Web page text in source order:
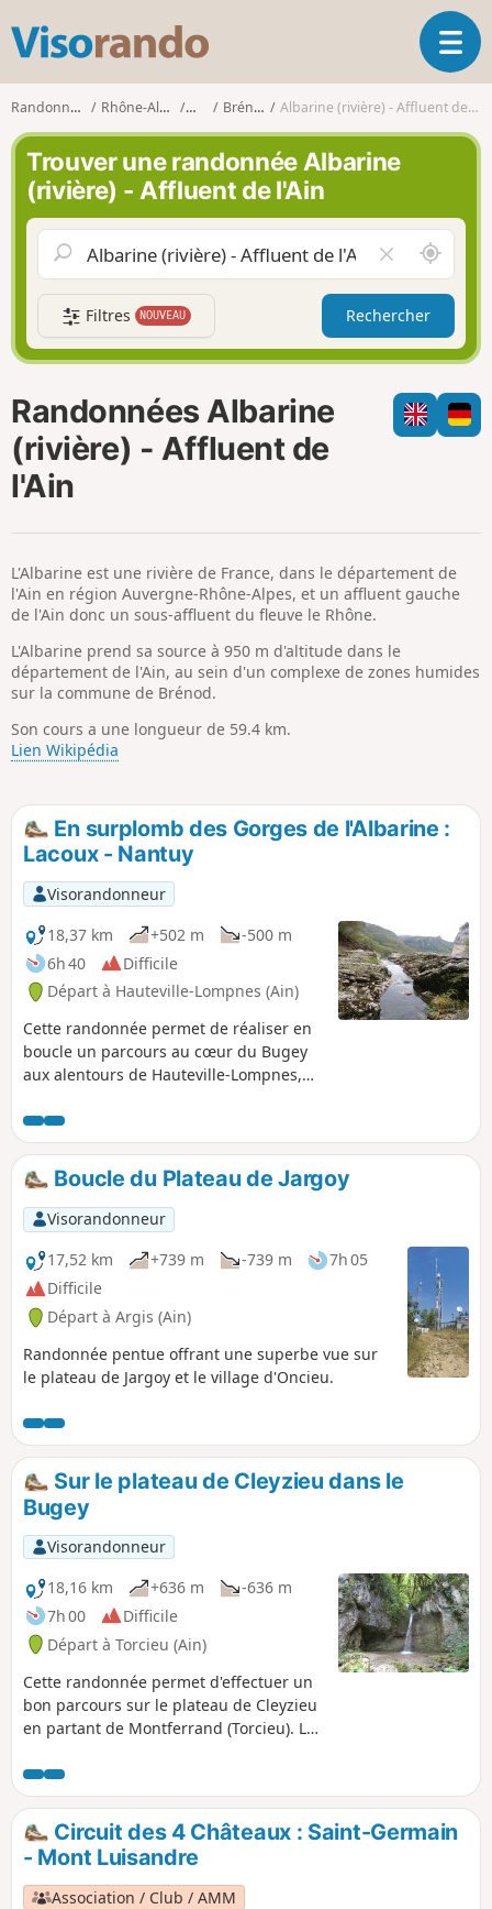
s
o
r
n
d
o
O
u
a
n
v
g
a
i
o
Randonnées Rhône-Alpes Ain Brénod Albarine (rivière) - Affluent de l'Ain
Trouver une randonnée Albarine
(rivière) - Affluent de l'Ain
i
d
e
r
l
e
h
A
u
t
u
r
d
e
m
Filtres NOUVEAU Rechercher
Randonnées Albarine
(rivière) - Affluent de
l'Ain
L'Albarine est une rivière de France, dans le département de
l'Ain en région Auvergne-Rhône-Alpes, et un affluent gauche
de l'Ain donc un sous-affluent du fleuve le Rhône.
L'Albarine prend sa source à 950 m d'altitude dans le
département de l'Ain, au sein d'un complexe de zones humides
sur la commune de Brénod.
Son cours a une longueur de 59.4 km.
Lien Wikipédia
En surplomb des Gorges de l'Albarine :
Lacoux - Nantuy
Visorandonneur
18,37 km
+502 m
-500 m
6h 40
Difficile
Départ à Hauteville-Lompnes (Ain)
Cette randonnée permet de réaliser en
boucle un parcours au cœur du Bugey
aux alentours de Hauteville-Lompnes,
Gorges de l'Albarine et le tout avec un
dénivelé relativement faible.
Boucle du Plateau de Jargoy
Visorandonneur
17,52 km
+739 m -739 m
7h 05
Difficile
Départ à Argis (Ain)
Randonnée pentue offrant une superbe vue sur
le plateau de Jargoy et le village d'Oncieu.
Sur le plateau de Cleyzieu dans le
Bugey
Visorandonneur
18,16 km
+636 m
-636 m
7h 00
Difficile
Départ à Torcieu (Ain)
Cette randonnée permet d'effectuer un
bon parcours sur le plateau de Cleyzieu
en partant de Montferrand (Torcieu). La
l'ascension vers les Grottes du Crochet
où il conviendra d'être prudent par
temps humide (bâtons recommandés).
Au vu de la longueur du parcours, la
randonnée a été classée au niveau
Difficile.
Circuit des 4 Châteaux : Saint-Germain
- Mont Luisandre
Association / Club / AMM